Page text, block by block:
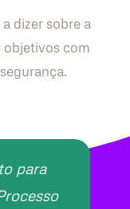
dizer sobre a
objetivos com
para